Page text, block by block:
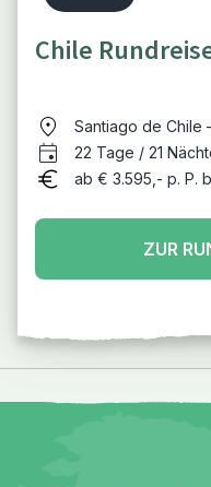
Chile
Santiago de Chile
del Paine – Puerto
– Puerto Varas –
22 Tage / 21
ab € 3.595,- p. P.
ZUR